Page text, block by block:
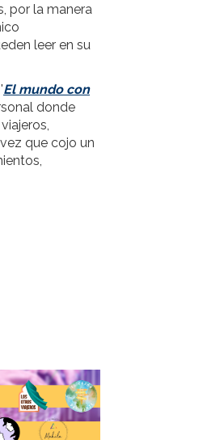
por la manera
leer en su
El mundo con
donde
que cojo un